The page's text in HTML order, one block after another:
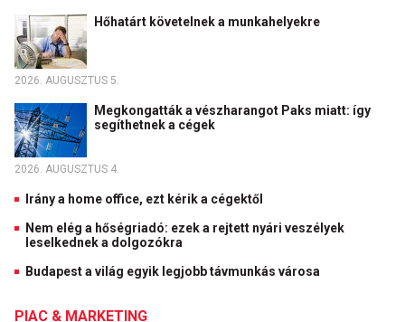
Hőhatárt követelnek a munkahelyekre
2026. AUGUSZTUS 5.
Megkongatták a vészharangot Paks miatt: így
segíthetnek a cégek
2026. AUGUSZTUS 4.
Irány a home office, ezt kérik a cégektől
Nem elég a hőségriadó: ezek a rejtett nyári veszélyek
leselkednek a dolgozókra
Budapest a világ egyik legjobb távmunkás városa
PIAC & MARKETING